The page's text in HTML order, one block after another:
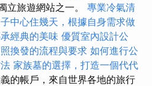
立旅遊網站之一。 專業冷氣清
中心住幾天，根據自身需求做
經典的美味 優質室內設計公
換發的流程與要求 如何進行公
家族墓的選擇，打造一個代代
的帳戶，來自世界各地的旅行